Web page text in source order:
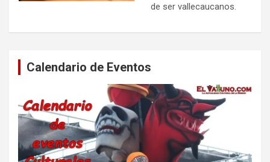
de ser vallecaucanos.
Calendario de Eventos